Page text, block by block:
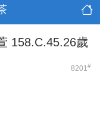
158.C.45.26歲
8201#